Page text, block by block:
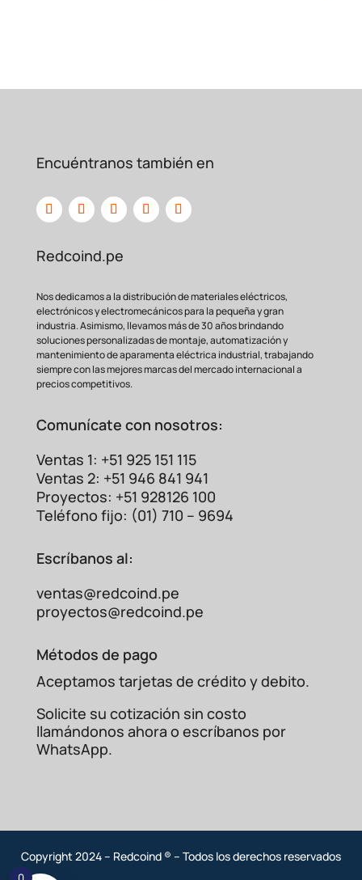
Encuéntranos también en
Redcoind.pe
Nos dedicamos a la distribución de materiales eléctricos,
electrónicos y electromecánicos para la pequeña y gran
industria. Asimismo, llevamos más de 30 años brindando
soluciones personalizadas de montaje, automatización y
mantenimiento de aparamenta eléctrica industrial, trabajando
siempre con las mejores marcas del mercado internacional a
precios competitivos.
Comunícate con nosotros:
Ventas 1: +51 925 151 115
Ventas 2: +51 946 841 941
Proyectos: +51 928126 100
Teléfono fijo: (01) 710 – 9694
Escríbanos al:
ventas@redcoind.pe
proyectos@redcoind.pe
Métodos de pago
Aceptamos tarjetas de crédito y debito.
Solicite su cotización sin costo
llamándonos ahora o escríbanos por
WhatsApp.
Copyright 2024 – Redcoind ® – Todos los derechos reservados